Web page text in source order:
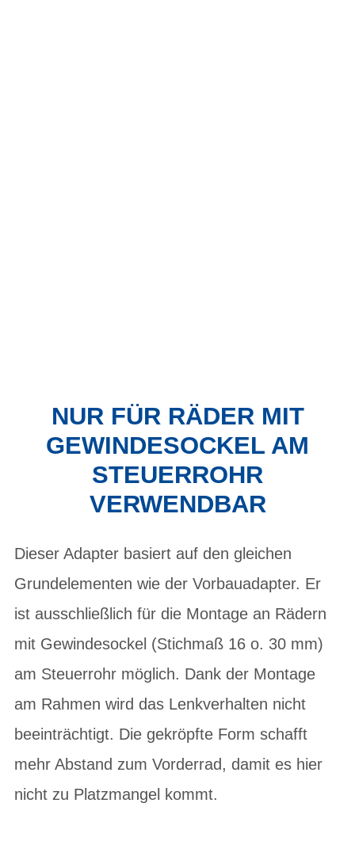
NUR FÜR RÄDER MIT
GEWINDESOCKEL AM
STEUERROHR
VERWENDBAR
Dieser Adapter basiert auf den gleichen
Grundelementen wie der Vorbauadapter. Er
ist ausschließlich für die Montage an Rädern
mit Gewindesockel (Stichmaß 16 o. 30 mm)
am Steuerrohr möglich. Dank der Montage
am Rahmen wird das Lenkverhalten nicht
beeinträchtigt. Die gekröpfte Form schafft
mehr Abstand zum Vorderrad, damit es hier
nicht zu Platzmangel kommt.